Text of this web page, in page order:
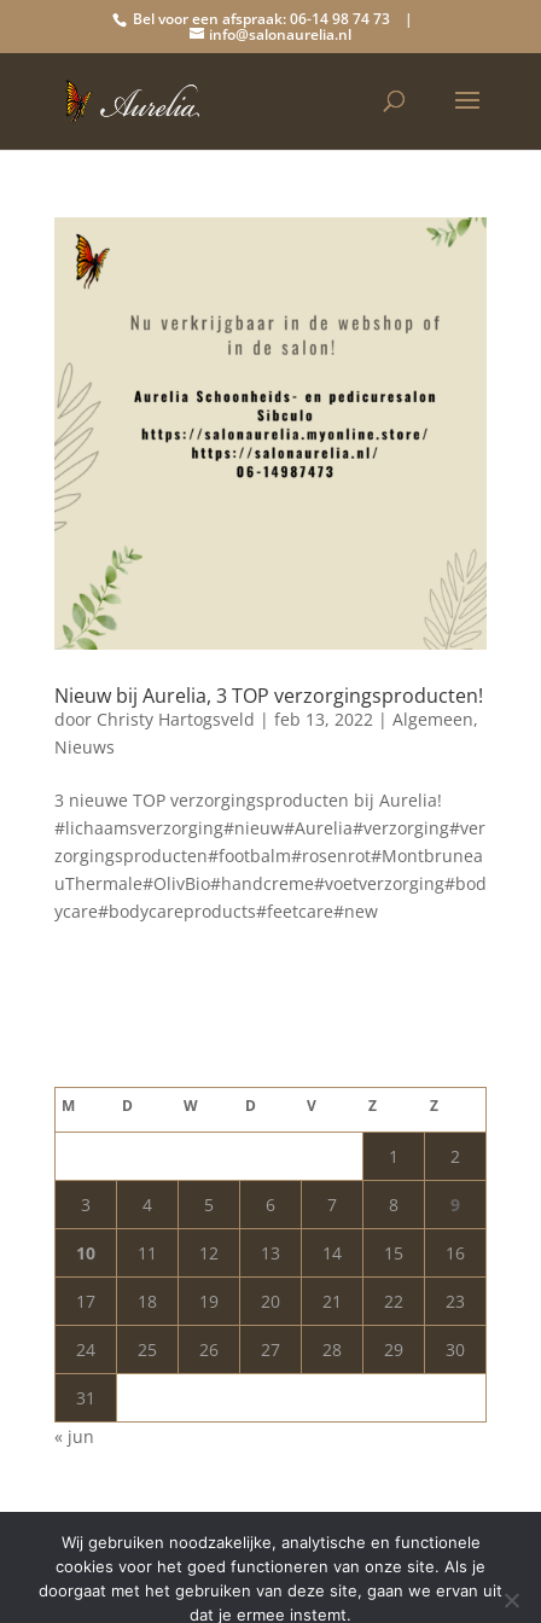
Bel voor een afspraak: 06-14 98 74 73 |
info@salonaurelia.nl
Nieuw bij Aurelia, 3 TOP verzorgingsproducten!
door Christy Hartogsveld | feb 13, 2022| Algemeen,
Nieuws
3 nieuwe TOP verzorgingsproducten bij Aurelia!
#lichaamsverzorging#nieuw#Aurelia#verzorging#ver
zorgingsproducten#footbalm#rosenrot#Montbrunea
uThermale#OlivBio#handcreme#voetverzorging#bod
ycare#bodycareproducts#feetcare#new
M D W D V Z Z
1 2
3 4 5 6 7 8 9
10 11 12 13 14 15 16
17 18 19 20 21 22 23
24 25 26 27 28 29 30
31
« jun
Wij gebruiken noodzakelijke, analytische en functionele
cookies voor het goed functioneren van onze site. Als je
doorgaat met het gebruiken van deze site, gaan we ervan uit
dat je ermee instemt.